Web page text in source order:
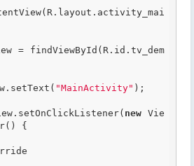
"MainActivity" );
new Vie
{